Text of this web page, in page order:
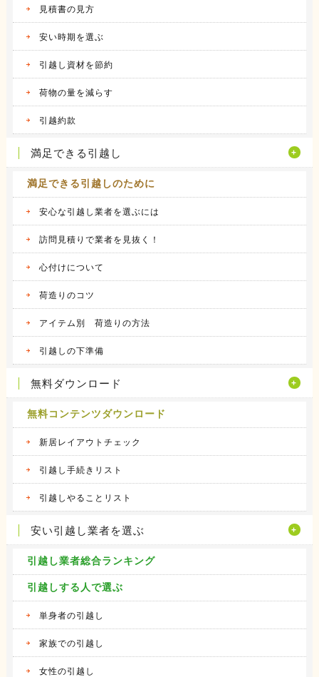
アーク引越しセンターの体験談
2016.04.14
見積書の見方
安い時期を選ぶ
引越し資材を節約
荷物の量を減らす
引越約款
満足できる引越し
満足できる引越しのために
安心な引越し業者を選ぶには
訪問見積りで業者を見抜く！
心付けについて
荷造りのコツ
アイテム別 荷造りの方法
引越しの下準備
無料ダウンロード
無料コンテンツダウンロード
新居レイアウトチェック
引越し手続きリスト
引越しやることリスト
安い引越し業者を選ぶ
引越し業者総合ランキング
引越しする人で選ぶ
単身者の引越し
家族での引越し
女性の引越し